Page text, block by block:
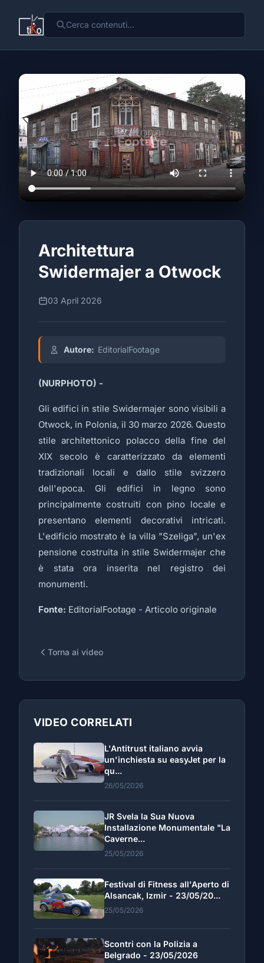
Architettura
Swidermajer a Otwock
03 April 2026
Autore: EditorialFootage
(NURPHOTO) -
Gli edifici in stile Swidermajer sono visibili a
Otwock, in Polonia, il 30 marzo 2026. Questo
stile architettonico polacco della fine del
XIX secolo è caratterizzato da elementi
tradizionali locali e dallo stile svizzero
dell'epoca. Gli edifici in legno sono
principalmente costruiti con pino locale e
presentano elementi decorativi intricati.
L'edificio mostrato è la villa "Szeliga", un'ex
pensione costruita in stile Swidermajer che
è stata ora inserita nel registro dei
monumenti.
Fonte: EditorialFootage - Articolo originale
Torna ai video
VIDEO CORRELATI
L'Antitrust italiano avvia
un'inchiesta su easyJet per la
qu...
26/05/2026
JR Svela la Sua Nuova
Installazione Monumentale "La
Caverne...
25/05/2026
Festival di Fitness all'Aperto di
Alsancak, Izmir - 23/05/20...
25/05/2026
Scontri con la Polizia a
Belgrado - 23/05/2026